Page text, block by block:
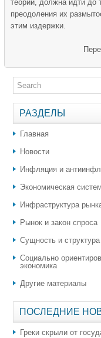
теории, должна идти до
преодоления их
этим издержки.
РАЗДЕЛЫ
Главная
Новости
Инфляция и
Экономическая
Инфраструктура
Рынок и закон спроса
Сущность и
Социально
экономика
Другие материалы
ПОСЛЕДНИЕ
Греки скрыли от